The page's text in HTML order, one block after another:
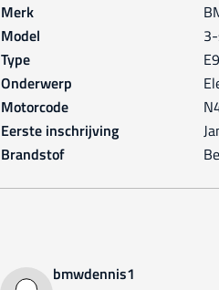
Merk
Model
Type
Onderwerp
Motorcode
Eerste inschrijving
Brandstof
bmwdennis1